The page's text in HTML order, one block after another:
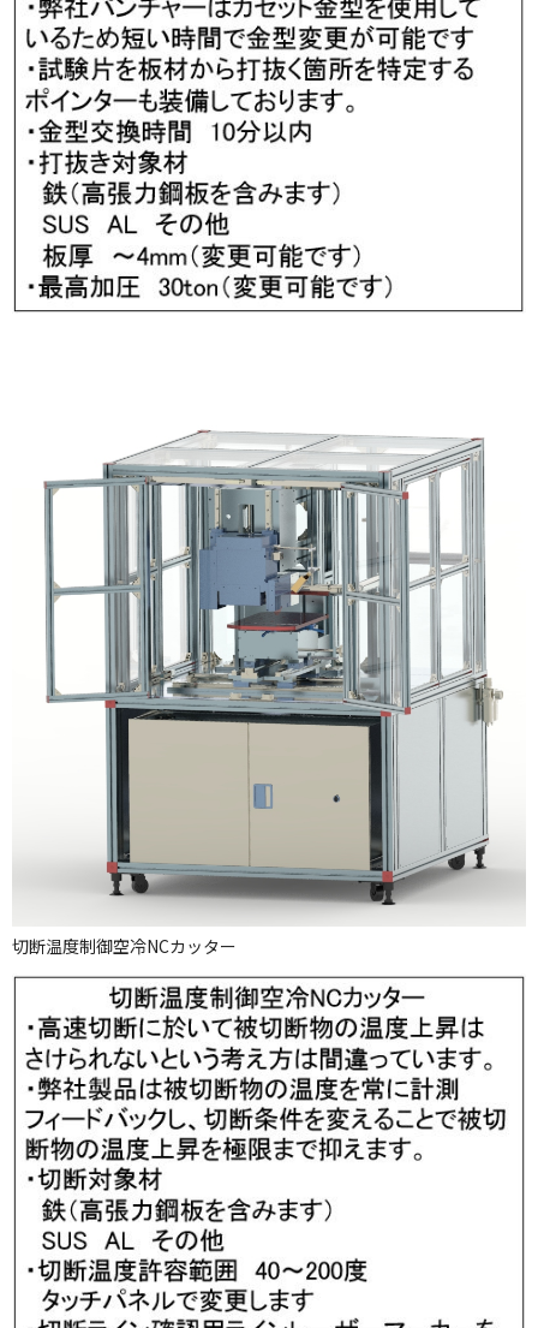
切断温度制御空冷NCカッター